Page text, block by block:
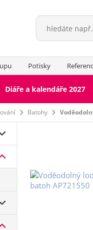
Potisky
Diáře a kalendáře 2027
Batohy